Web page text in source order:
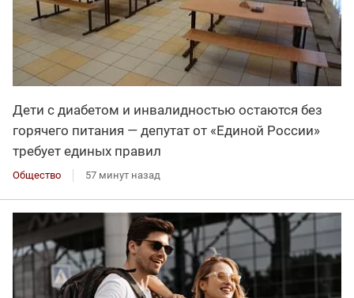
Дети с диабетом и инвалидностью остаются без
горячего питания — депутат от «Единой России»
требует единых правил
Общество 57 минут назад